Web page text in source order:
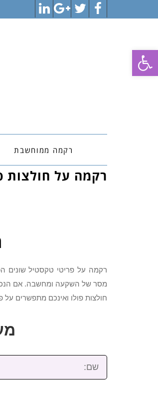
פתח סרגל נגישות
Facebook
Twitter
Google+
LinkedIn
רקמה ממוחשבת
רקמה על חולצות
רקמה על פריטי טקסטיל שונים
מסר של השקעה ומחשבה. אם הנכם
חולצות פולו ואינכם מתפשרים
שם: